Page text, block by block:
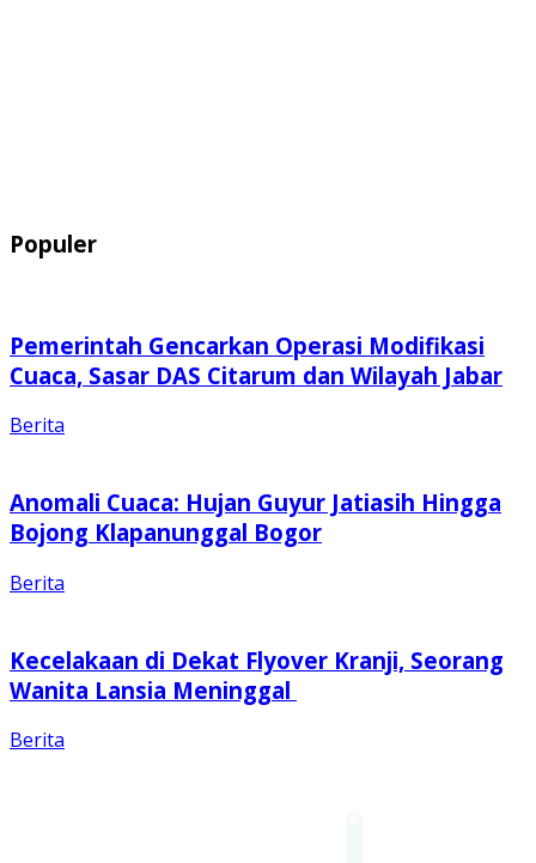
Populer
Pemerintah Gencarkan Operasi Modifikasi
Cuaca, Sasar DAS Citarum dan Wilayah Jabar
Berita
Anomali Cuaca: Hujan Guyur Jatiasih Hingga
Bojong Klapanunggal Bogor
Berita
Kecelakaan di Dekat Flyover Kranji, Seorang
Wanita Lansia Meninggal
Berita